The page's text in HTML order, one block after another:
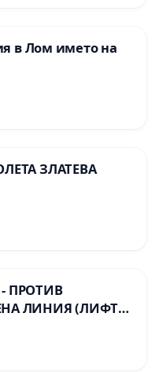
в Лом името на
ЗЛАТЕВА
ПРОТИВ
ЛИНИЯ (ЛИФТ)
НА